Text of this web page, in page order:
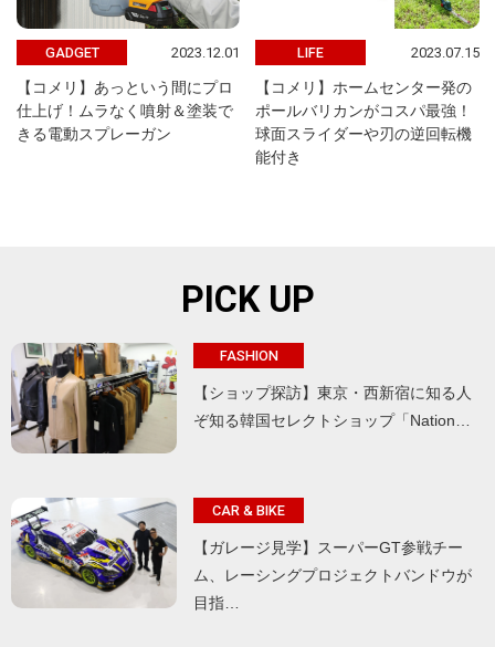
GADGET 2023.12.01
【コメリ】あっという間にプロ
仕上げ！ムラなく噴射＆塗装で
きる電動スプレーガン
LIFE 2023.07.15
【コメリ】ホームセンター発の
ポールバリカンがコスパ最強！
球面スライダーや刃の逆回転機
能付き
PICK UP
FASHION
【ショップ探訪】東京・西新宿に知る人
ぞ知る韓国セレクトショップ「Nation…
CAR & BIKE
【ガレージ見学】スーパーGT参戦チー
ム、レーシングプロジェクトバンドウが
目指…